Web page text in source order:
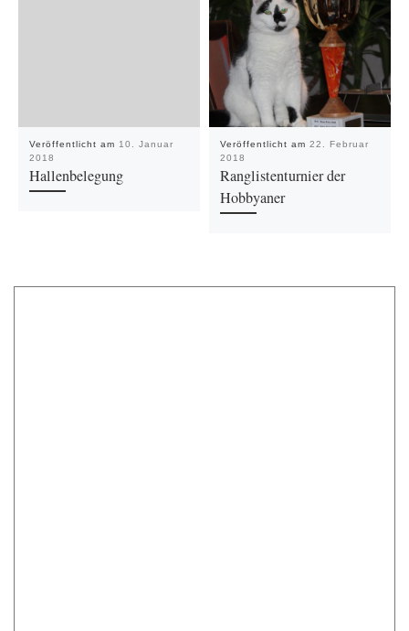
Veröffentlicht am 10. Januar
2018
Hallenbelegung
Veröffentlicht am 22. Februar
2018
Ranglistenturnier der
Hobbyaner